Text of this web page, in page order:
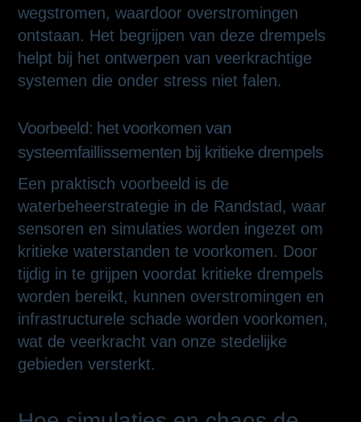
wegstromen, waardoor overstromingen
ontstaan. Het begrijpen van deze drempels
helpt bij het ontwerpen van veerkrachtige
systemen die onder stress niet falen.
Voorbeeld: het voorkomen van
systeemfaillissementen bij kritieke drempels
Een praktisch voorbeeld is de
waterbeheerstrategie in de Randstad, waar
sensoren en simulaties worden ingezet om
kritieke waterstanden te voorkomen. Door
tijdig in te grijpen voordat kritieke drempels
worden bereikt, kunnen overstromingen en
infrastructurele schade worden voorkomen,
wat de veerkracht van onze stedelijke
gebieden versterkt.